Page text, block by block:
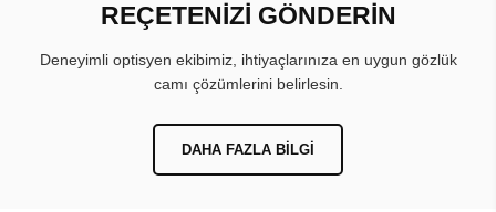
REÇETENİZİ GÖNDERİN
Deneyimli optisyen ekibimiz, ihtiyaçlarınıza en uygun gözlük
camı çözümlerini belirlesin.
DAHA FAZLA BILGI